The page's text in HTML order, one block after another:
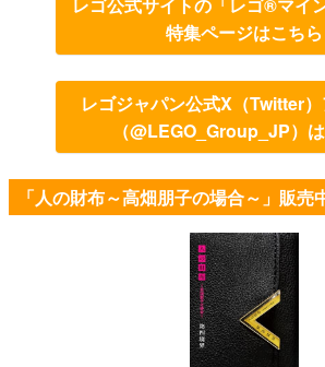
レゴ公式サイトの「レゴ®マイ
特集ページはこちら
レゴジャパン公式X（Twitter
（@LEGO_Group_JP）
「人の財布～高畑朋子の場合～」販売